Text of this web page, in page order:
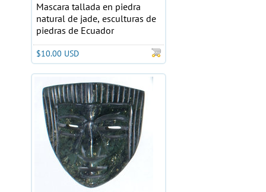
Mascara tallada en piedra
natural de jade, esculturas de
piedras de Ecuador
$10.00 USD